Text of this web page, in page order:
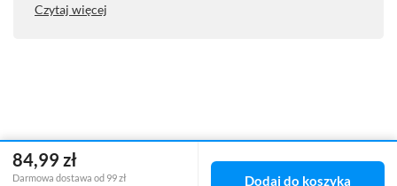
Czytaj więcej
Zamówienia
84,99 zł
Darmowa dostawa od 99 zł
Dodaj do koszyka